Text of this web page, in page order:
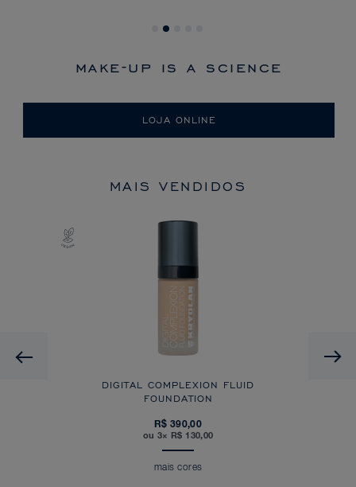
make-up is a science
LOJA ONLINE
MAIS VENDIDOS
Previous
DIGITAL COMPLEXION FLUID
FOUNDATION
R$ 390,00
ou 3× R$ 130,00
mais cores